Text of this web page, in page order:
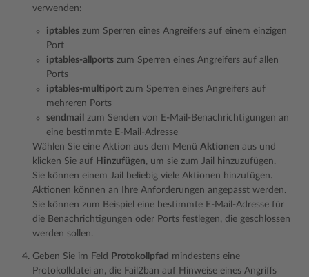
verwenden:
iptables zum Sperren eines Angreifers auf einem einzigen
Port
iptables-allports zum Sperren eines Angreifers auf allen
Ports
iptables-multiport zum Sperren eines Angreifers auf
mehreren Ports
sendmail zum Senden von E-Mail-Benachrichtigungen an
eine bestimmte E-Mail-Adresse
Wählen Sie eine Aktion aus dem Menü Aktionen aus und
klicken Sie auf Hinzufügen, um sie zum Jail hinzuzufügen.
Sie können einem Jail beliebig viele Aktionen hinzufügen.
Aktionen können an Ihre Anforderungen angepasst werden.
Sie können zum Beispiel eine bestimmte E-Mail-Adresse für
die Benachrichtigungen oder Ports festlegen, die geschlossen
werden sollen.
Geben Sie im Feld Protokollpfad mindestens eine
Protokolldatei an, die Fail2ban auf Hinweise eines Angriffs